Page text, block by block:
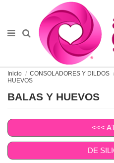
Inicio CONSOLADORES Y DILDOS
HUEVOS
BALAS Y HUEVOS
<<<
DE